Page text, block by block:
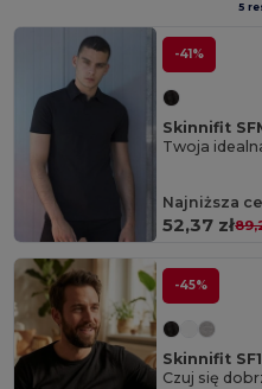
5
-41%
Skinnifit
Twoja
Najniższa
52,37 zł
-45%
Skinnifit